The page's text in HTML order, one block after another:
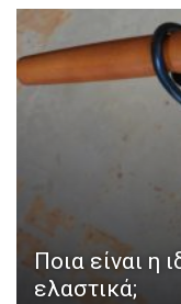
Ποια είναι η
ελαστικά;